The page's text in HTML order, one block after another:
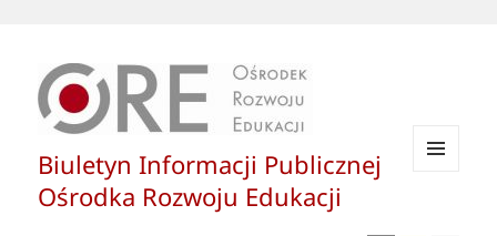
Biuletyn Informacji Publicznej
Ośrodka Rozwoju Edukacji